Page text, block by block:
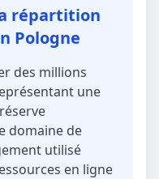
répartition
Pologne
des millions
une
domaine de
utilisé
en ligne